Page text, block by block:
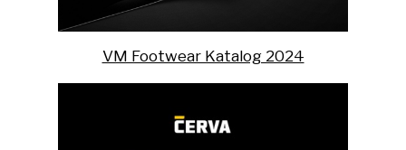
VM Footwear Katalog 2024